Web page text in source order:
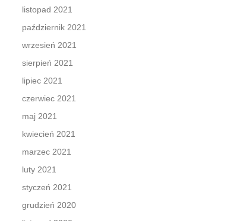
listopad 2021
październik 2021
wrzesień 2021
sierpień 2021
lipiec 2021
czerwiec 2021
maj 2021
kwiecień 2021
marzec 2021
luty 2021
styczeń 2021
grudzień 2020